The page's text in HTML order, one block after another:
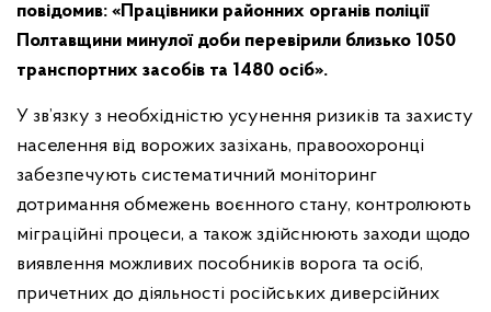
повідомив: «Працівники районних органів поліції
Полтавщини минулої доби перевірили близько 1050
транспортних засобів та 1480 осіб».
У зв’язку з необхідністю усунення ризиків та захисту
населення від ворожих зазіхань, правоохоронці
забезпечують систематичний моніторинг
дотримання обмежень воєнного стану, контролюють
міграційні процеси, а також здійснюють заходи щодо
виявлення можливих пособників ворога та осіб,
причетних до діяльності російських диверсійних